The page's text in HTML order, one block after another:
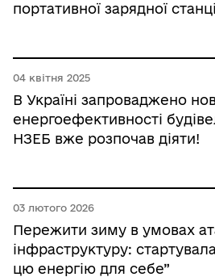
портативної зарядної
04 квітня 2025
В Україні запроваджено
енергоефективності
НЗЕБ вже розпочав діяти!
03 лютого 2026
Пережити зиму в умовах
інфраструктуру:
цю енергію для себе”